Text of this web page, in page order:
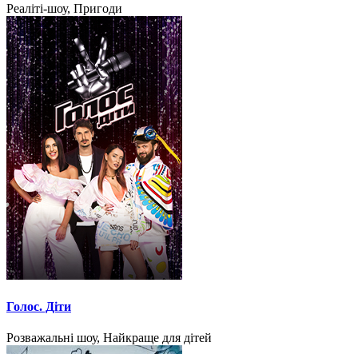
Реаліті-шоу, Пригоди
Голос. Діти
Розважальні шоу, Найкраще для дітей